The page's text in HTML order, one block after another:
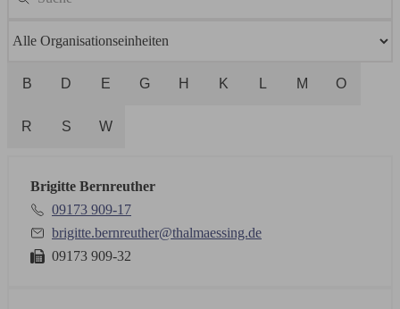
B D E G H K L M O
R S W
Brigitte Bernreuther
09173 909-17
brigitte.bernreuther@thalmaessing.de
09173 909-32